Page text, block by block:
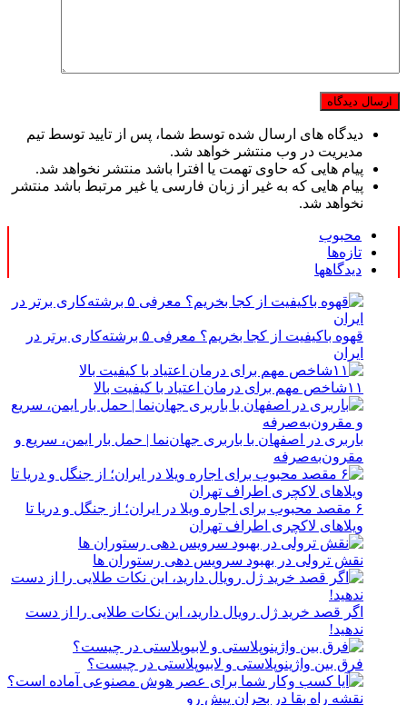
دیدگاه های ارسال شده توسط شما، پس از تایید توسط تیم
مدیریت در وب منتشر خواهد شد.
پیام هایی که حاوی تهمت یا افترا باشد منتشر نخواهد شد.
پیام هایی که به غیر از زبان فارسی یا غیر مرتبط باشد منتشر
نخواهد شد.
محبوب
تازه‌ها
دیدگاهها
قهوه باکیفیت از کجا بخریم؟ معرفی ۵ برشته‌کاری برتر در
ایران
۱۱شاخص مهم برای درمان اعتیاد با کیفیت بالا
باربری در اصفهان با باربری جهان‌نما | حمل بار ایمن، سریع و
مقرون‌به‌صرفه
۶ مقصد محبوب برای اجاره ویلا در ایران؛ از جنگل و دریا تا
ویلاهای لاکچری اطراف تهران
نقش ترولی در بهبود سرویس دهی رستوران ها
اگر قصد خرید ژل رویال دارید، این نکات طلایی را از دست
ندهید!
فرق بین واژینوپلاستی و لابیوپلاستی در چیست؟